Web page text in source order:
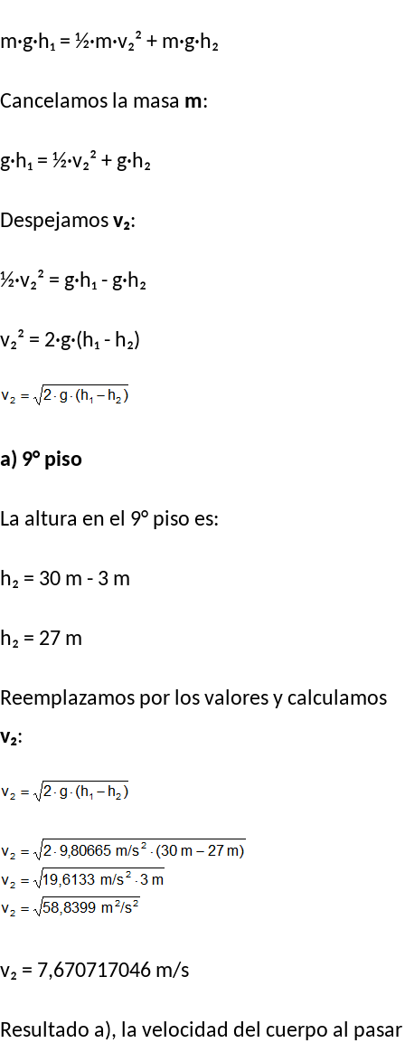
m·g·h₁ = ½·m·v₂² + m·g·h₂
Cancelamos la masa m:
g·h₁ = ½·v₂² + g·h₂
Despejamos v₂:
½·v₂² = g·h₁ - g·h₂
v₂² = 2·g·(h₁ - h₂)
a) 9° piso
La altura en el 9° piso es:
h₂ = 30 m - 3 m
h₂ = 27 m
Reemplazamos por los valores y calculamos
v₂:
v₂ = 7,670717046 m/s
Resultado a), la velocidad del cuerpo al pasar